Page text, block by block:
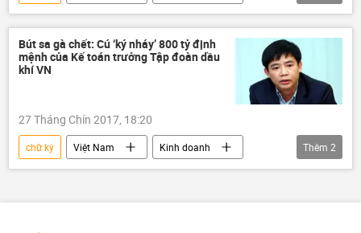
Phạm Nhật Vượng
Trần Đình Long
Nguyễn Đăng Quang
Bầu Đức
Bút sa gà chết: Cú ‘ký nháy’ 800 tỷ định
mệnh của Kế toán trưởng Tập đoàn dầu
khí VN
27 Tháng Chín 2017, 18:20
chữ ký Việt Nam
Kinh doanh
Lê Đình Mậu
PVN
Thêm 2